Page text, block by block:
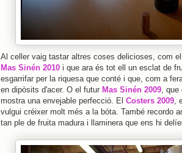
Al celler vaig tastar altres coses delicioses, com
Mas Sinén 2010 i que ara és tot ell un esclat de
esgarrifar per la riquesa que conté i que, com a
en dipòsits d'acer. O el futur Mas Sinén 2009, que
mostra una envejable perfecció. El Costers 2009,
vulgui créixer molt més a la bóta. També recordo
tan ple de fruita madura i llaminera que ens hi